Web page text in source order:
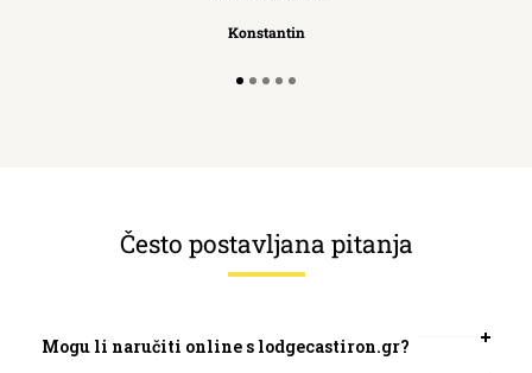
Konstantin
Često postavljana pitanja
Mogu li naručiti online s lodgecastiron.gr?